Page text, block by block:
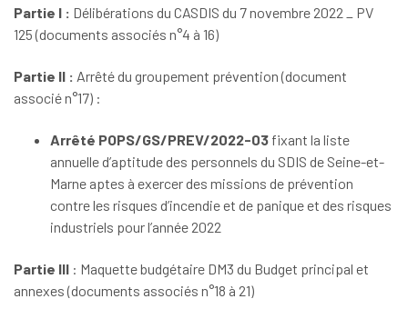
Partie I : Délibérations du CASDIS du 7 novembre 2022 _ PV
125 (documents associés n°4 à 16)
Partie II : Arrêté du groupement prévention (document
associé n°17) :
Arrêté POPS/GS/PREV/2022-03 fixant la liste
annuelle d’aptitude des personnels du SDIS de Seine-et-
Marne aptes à exercer des missions de prévention
contre les risques d’incendie et de panique et des risques
industriels pour l’année 2022
Partie III : Maquette budgétaire DM3 du Budget principal et
annexes (documents associés n°18 à 21)